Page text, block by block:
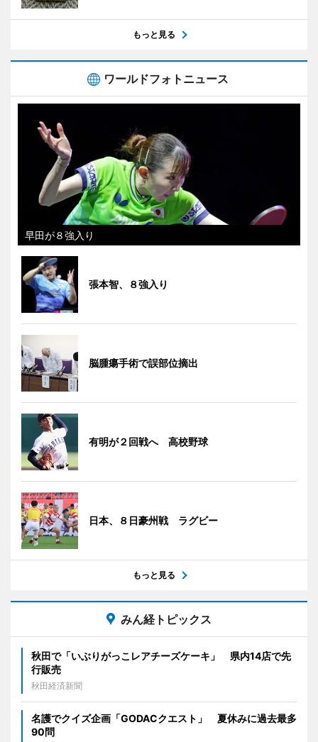
もっと見る
ワールドフォトニュース
早田が８強入り
張本智、８強入り
脳腫瘍手術で誤部位摘出
有明が２回戦へ 高校野球
日本、８日豪州戦 ラグビー
もっと見る
みん経トピックス
秋田で「いぶりがっこレアチーズケーキ」 県内14店で先
行販売
秋田経済新聞
名護でクイズ企画「GODACクエスト」 夏休みに過去最多
90問